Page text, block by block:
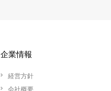
企業情報
経営方針
会社概要